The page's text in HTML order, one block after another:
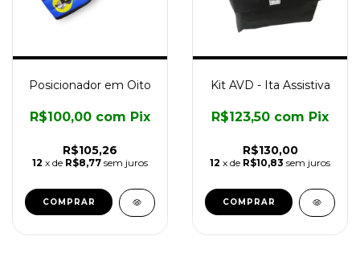
Posicionador em Oito
R$105,26
R$100,00 com Pix
12 x de R$8,77 sem juros
COMPRAR
Kit AVD - Ita Assistiva
R$130,00
R$123,50 com Pix
12 x de R$10,83 sem juros